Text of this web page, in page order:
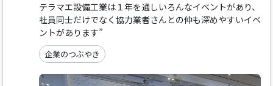
テラマエ設備工業は１年を通しいろんなイベントがあり、
社員同士だけでなく協力業者さんとの仲も深めやすいイベ
ントがあります”
企業のつぶやき